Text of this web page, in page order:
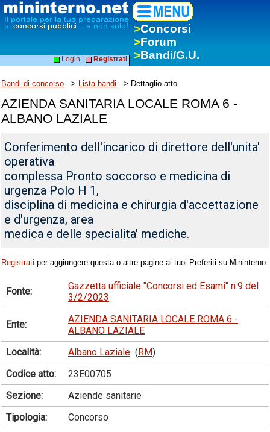
>Concorsi
>Forum
>Bandi/G.U.
Login Registrati
Bandi di concorso --> Lista bandi --> Dettaglio atto
AZIENDA SANITARIA LOCALE ROMA 6 -
ALBANO LAZIALE
Conferimento dell'incarico di direttore dell'unita'
operativa
complessa Pronto soccorso e medicina di
urgenza Polo H 1,
disciplina di medicina e chirurgia d'accettazione
e d'urgenza, area
medica e delle specialita' mediche.
Registrati per aggiungere questa o altre pagine ai tuoi Preferiti su Mininterno.
Fonte:
Gazzetta ufficiale "Concorsi ed Esami" n.9 del
3/2/2023
Ente:
AZIENDA SANITARIA LOCALE ROMA 6 -
ALBANO LAZIALE
Località:
Albano Laziale (RM)
Codice atto:
23E00705
Sezione:
Aziende sanitarie
Tipologia:
Concorso